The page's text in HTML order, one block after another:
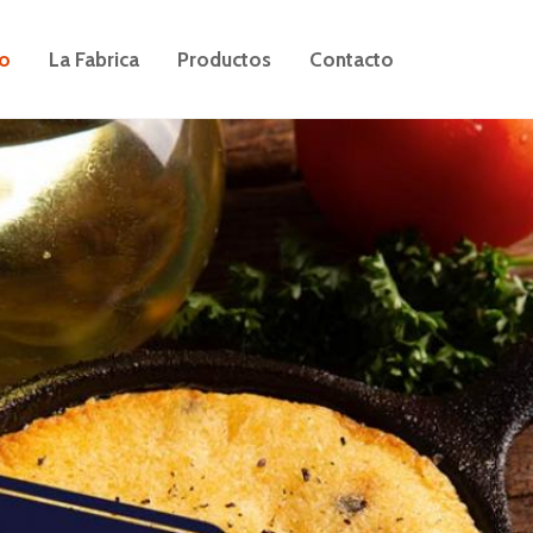
La Fabrica Productos Contacto